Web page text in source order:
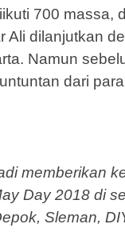
700 massa,
Ali dilanjutkan
Namun
dari
memberikan
Day 2018 di
Sleman,